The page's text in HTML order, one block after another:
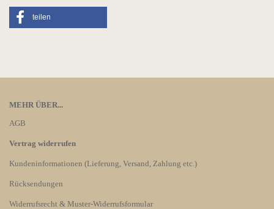
teilen
MEHR ÜBER...
AGB
Vertrag widerrufen
Kundeninformationen (Lieferung, Versand, Zahlung etc.)
Rücksendungen
Widerrufsrecht & Muster-Widerrufsformular